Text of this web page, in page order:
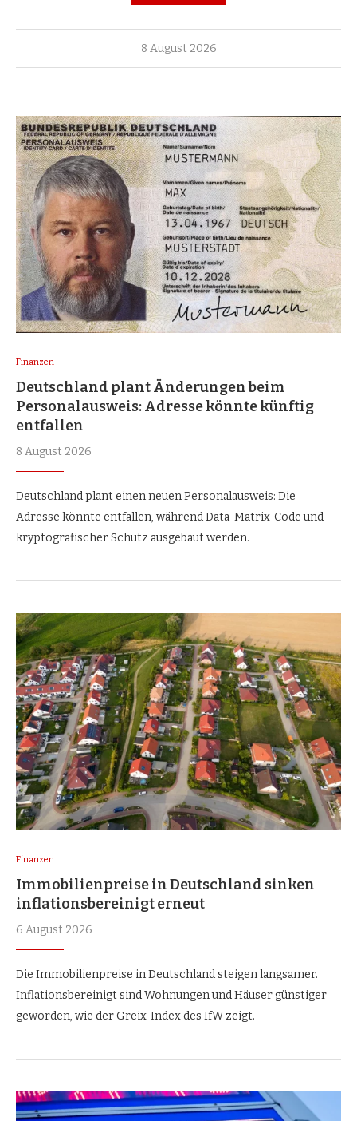
8 August 2026
Finanzen
Deutschland plant Änderungen beim
Personalausweis: Adresse könnte künftig
entfallen
8 August 2026
Deutschland plant einen neuen Personalausweis: Die
Adresse könnte entfallen, während Data-Matrix-Code und
kryptografischer Schutz ausgebaut werden.
Finanzen
Immobilienpreise in Deutschland sinken
inflationsbereinigt erneut
6 August 2026
Die Immobilienpreise in Deutschland steigen langsamer.
Inflationsbereinigt sind Wohnungen und Häuser günstiger
geworden, wie der Greix-Index des IfW zeigt.